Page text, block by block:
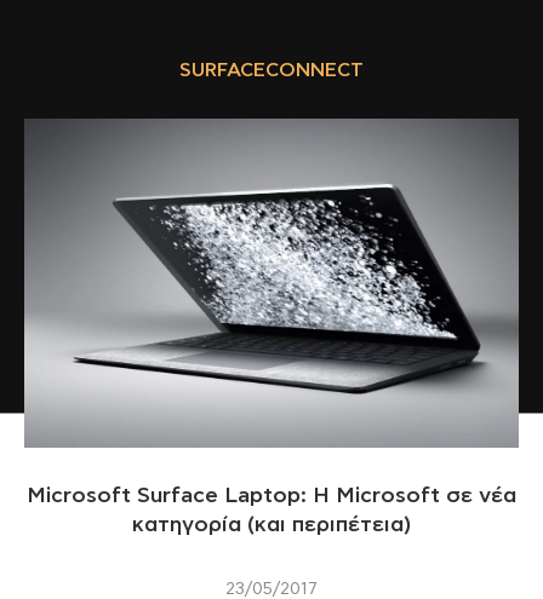
SURFACECONNECT
Microsoft Surface Laptop: Η Microsoft σε νέα
κατηγορία (και περιπέτεια)
23/05/2017